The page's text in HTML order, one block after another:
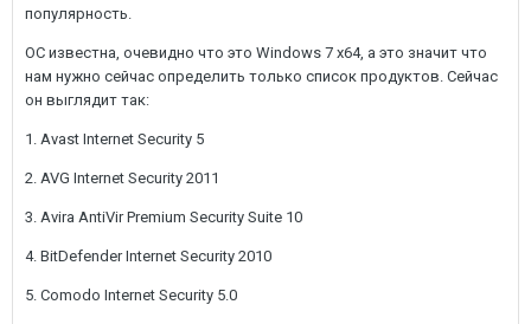
популярность.
ОС известна, очевидно что это Windows 7 x64, а это значит что
нам нужно сейчас определить только список продуктов. Сейчас
он выглядит так:
1. Avast Internet Security 5
2. AVG Internet Security 2011
3. Avira AntiVir Premium Security Suite 10
4. BitDefender Internet Security 2010
5. Comodo Internet Security 5.0